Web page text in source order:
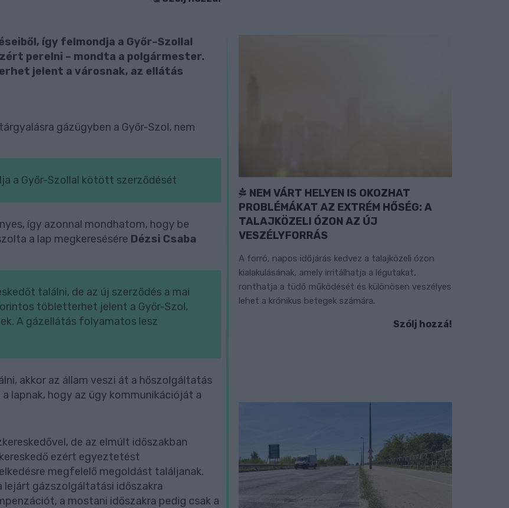
így felmondja a Győr-Szollal
perelni – mondta a polgármester.
jelent a városnak, az ellátás
gázügyben a Győr-Szol, nem
a Győr-Szollal kötött szerződését
így azonnal mondhatom, hogy be
a lap megkeresésére Dézsi Csaba
találni, de az új szerződés a mai
töbletterhet jelent a Győr-Szol,
A gázellátás folyamatos lesz
akkor az állam veszi át a hőszolgáltatás
lapnak, hogy az ügy kommunikációját a
de az elmúlt időszakban
ezért egyeztetést
megfelelő megoldást találjanak.
lejárt gázszolgáltatási időszakra
a mostani időszakra pedig csak a
NEM VÁRT HELYEN IS OKOZHAT
PROBLÉMÁKAT AZ EXTRÉM HŐSÉG: A
TALAJKÖZELI ÓZON AZ ÚJ
VESZÉLYFORRÁS
A forró, napos időjárás kedvez a talajközeli ózon
kialakulásának, amely irritálhatja a légutakat,
ronthatja a tüdő működését és különösen veszélyes
lehet a krónikus betegek számára.
Szólj hozzá!